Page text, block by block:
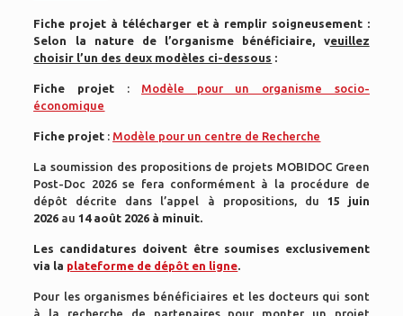
Fiche projet à télécharger et à remplir soigneusement :
Selon la nature de l’organisme bénéficiaire, veuillez
choisir l’un des deux modèles ci-dessous :
Fiche projet : Modèle pour un organisme socio-
économique
Fiche projet : Modèle pour un centre de Recherche
La soumission des propositions de projets MOBIDOC Green
Post-Doc 2026 se fera conformément à la procédure de
dépôt décrite dans l’appel à propositions, du 15 juin
2026 au14 août 2026 à minuit.
Les candidatures doivent être soumises exclusivement
via la plateforme de dépôt en ligne.
Pour les organismes bénéficiaires et les docteurs qui sont
à la recherche de partenaires pour monter un projet